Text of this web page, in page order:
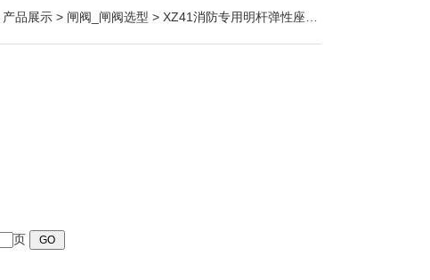
产品展示 > 闸阀_闸阀选型 > XZ41消防专用明杆弹性座封闸阀
页